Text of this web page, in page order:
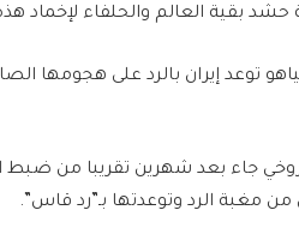
بقية العالم والحلفاء لإخماد
توعد إيران بالرد على هجومها
جاء بعد شهرين تقريبا من ضبط
مغبة الرد وتوعدتها بـ”رد قاس”.